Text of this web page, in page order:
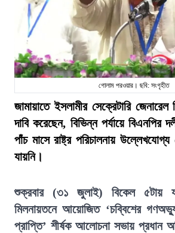
গোলাম পরওয়ার। ছবি: সংগৃহীত
জামায়াতে ইসলামীর সেক্রেটারি
দাবি করেছেন, বিভিন্ন পর্যায়ে বিএনপির
পাঁচ মাসে রাষ্ট্র পরিচালনায়
যায়নি।
শুক্রবার (৩১ জুলাই) বিকেল ৫টায়
মিলনায়তনে আয়োজিত ‘চব্বিশের
প্রাপ্তি’ শীর্ষক আলোচনা সভায় প্রধান